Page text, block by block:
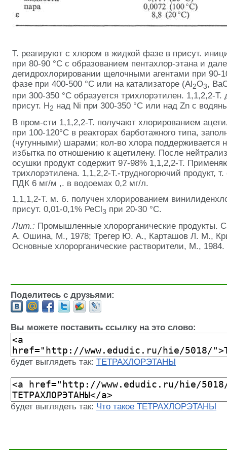
Т. реагируют с хлором в жидкой фазе в присут.
при 80-90 °С с образованием пентахлор-этана и
дегидрохлорировании щелочными агентами при 90-
фазе при 400-500 °С или на катализаторе (Аl 2О3,
при 300-350 °С образуется трихлорэтилен. 1,1,2,2-Т.
присут. Н2 над Ni при 300-350 °С или над Zn с
В пром-сти 1,1,2,2-Т. получают хлорированием
при 100-120°С в реакторах барботажного типа,
(чугунными) шарами; кол-во хлора поддерживается
избытка по отношению к ацетилену. После
осушки продукт содержит 97-98% 1,1,2,2-Т.
трихлорэтилена. 1,1,2,2-Т.-трудногорючий продукт,
ПДК 6 мг/м ,. в водоемах 0,2 мг/л.
1,1,1,2-Т. м. б. получен хлорированием
присут. 0,01-0,1% РеСl3 при 20-30 °С.
Лит.: Промышленные хлорорганические продукты.
А. Ошина, М., 1978; Трегер Ю. А., Карташов Л. М.,
Основные хлорорганические растворители, М., 1984.
Поделитесь с друзьями:
Вы можете поставить ссылку на это слово:
будет выглядеть так: ТЕТРАХЛОРЭТАНЫ
будет выглядеть так: Что такое ТЕТРАХЛОРЭТАНЫ